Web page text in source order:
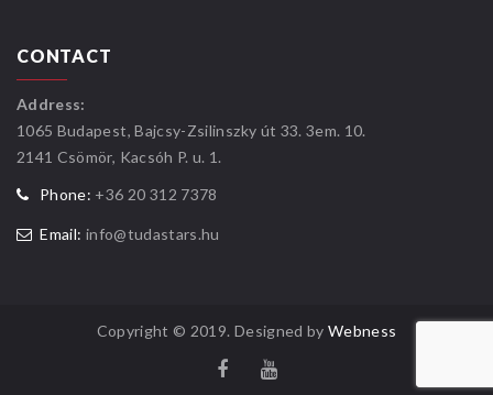
CONTACT
Address:
1065 Budapest, Bajcsy-Zsilinszky út 33. 3em. 10.
2141 Csömör, Kacsóh P. u. 1.
Phone: +36 20 312 7378
Email: info@tudastars.hu
Copyright © 2019. Designed byWebness